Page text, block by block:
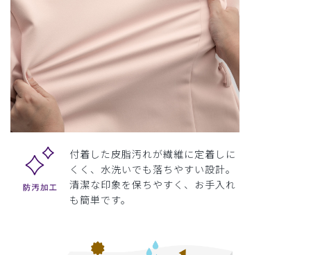
付着した皮脂汚れが繊維に定着しに
くく、水洗いでも落ちやすい設計。
清潔な印象を保ちやすく、お手入れ
も簡単です。